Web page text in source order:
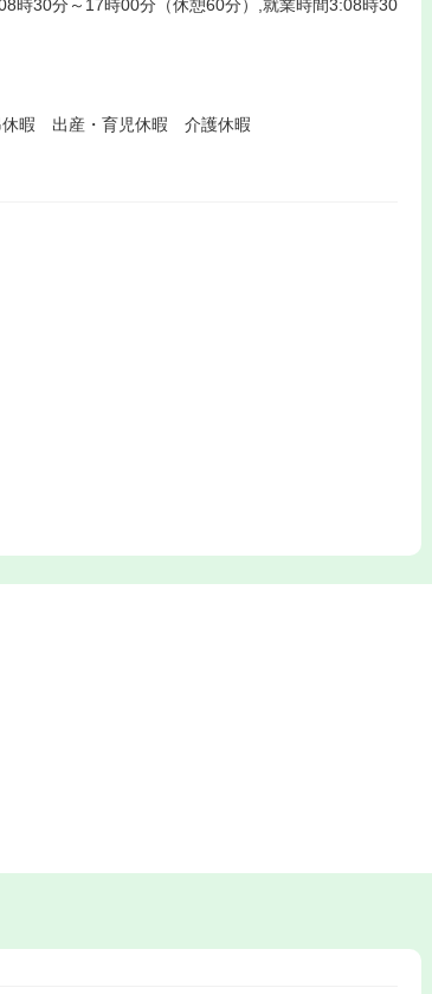
時30分～17時00分（休憩60分）,就業時間3:08時30
暇 出産・育児休暇 介護休暇